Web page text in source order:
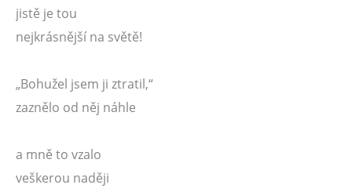
jistě je tou
nejkrásnější na světě!
„Bohužel jsem ji ztratil,“
zaznělo od něj náhle
a mně to vzalo
veškerou naději